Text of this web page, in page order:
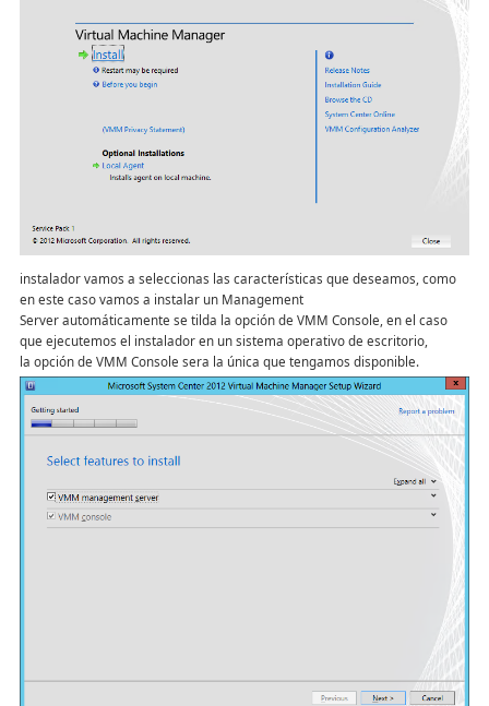
instalador vamos a seleccionas las características que deseamos, como
en este caso vamos a instalar un Management
Server automáticamente se tilda la opción de VMM Console, en el caso
que ejecutemos el instalador en un sistema operativo de escritorio,
la opción de VMM Console sera la única que tengamos disponible.